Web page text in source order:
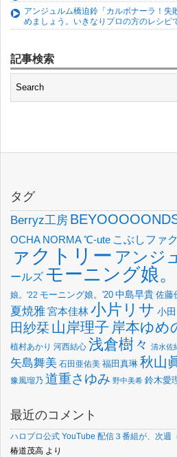
アンジュルム橋迫鈴「カルボナーラ！失
めましょう。いきなりプロの方のレシピ
記事検索
タグ
Berryz工房
OCHA NORMA℃-ute こぶしファ
ァクトリー アンジ
ールズ モーニング娘。
娘。'22 モーニング娘。'20 中島早貴 佐藤
夏焼雅宮本佳林小片リサ 小
田紗栞 山岸理子 岸本ゆめ
植村あかり 河西結心 浅倉樹々 清水佐
矢島舞美 石田亜佑美 福田真琳 秋山
豫風瑠乃 道重さゆみ 野中美希 鈴木愛
最近のコメント
ハロプロ公式 YouTube 配信３番組が、次週
椿道茂高 より